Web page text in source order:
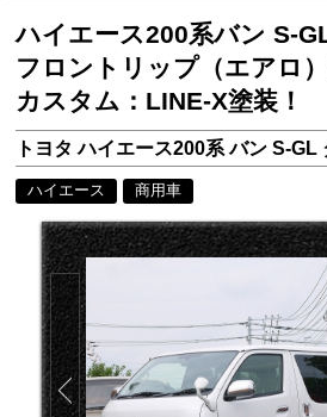
ハイエース200系バン S-
フロントリップ（エアロ
カスタム：LINE-X塗装！
トヨタ ハイエース200系 バン S-GL
ハイエース 商用車